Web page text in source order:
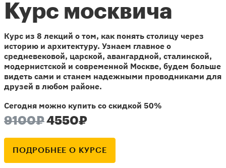
Курс москвича
Курс из 8 лекций о том, как понять столицу через
историю и архитектуру. Узнаем главное о
средневековой, царской, авангардной, сталинской,
модернистской и современной Москве, будем больше
видеть сами и станем надежными проводниками для
друзей в любом районе.
Сегодня можно купить со скидкой 50%
9100₽4550₽
ПОДРОБНЕЕ О КУРСЕ